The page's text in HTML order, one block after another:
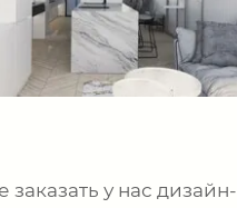
заказать у нас дизайн-